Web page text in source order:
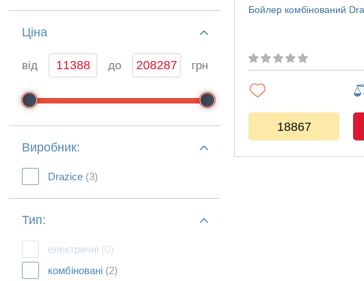
Ціна
від до грн
Виробник:
Drazice (3)
Тип:
електричні (0)
комбіновані (2)
Бойлер комбінований
18867